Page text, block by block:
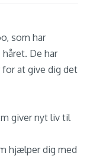
som har
De har
at give dig det
giver nyt liv til
hjælper dig med